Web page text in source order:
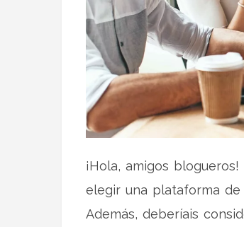
¡Hola, amigos
elegir una plataforma
Además, deberíais